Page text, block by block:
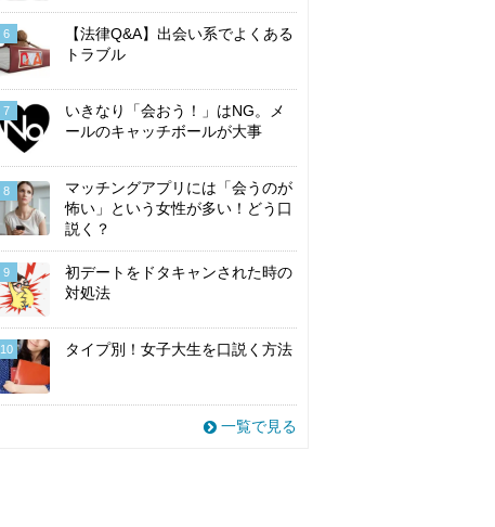
6
【法律Q&A】出会い系でよくある
トラブル
7
いきなり「会おう！」はNG。メ
ールのキャッチボールが大事
8
マッチングアプリには「会うのが
怖い」という女性が多い！どう口
説く？
9
初デートをドタキャンされた時の
対処法
10 タイプ別！女子大生を口説く方法
一覧で見る